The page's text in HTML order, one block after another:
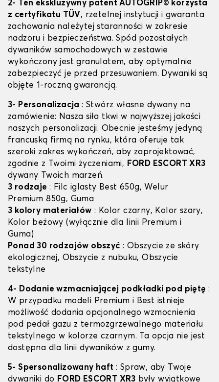
2- Ten ekskluzywny patent AUTOGRIP© korzysta
z certyfikatu TÜV, rzetelnej instytucji i gwaranta
zachowania należytej staranności w zakresie
nadzoru i bezpieczeństwa. Spód pozostałych
dywaników samochodowych w zestawie
wykończony jest granulatem, aby optymalnie
zabezpieczyć je przed przesuwaniem. Dywaniki są
objęte 1-roczną gwarancją.
3- Personalizacja: Stwórz własne dywany na
zamówienie: Nasza siła tkwi w najwyższej jakości
naszych personalizacji. Obecnie jesteśmy jedyną
francuską firmą na rynku, która oferuje tak
szeroki zakres wykończeń, aby zaprojektować,
zgodnie z Twoimi życzeniami, FORD ESCORT XR3
dywany Twoich marzeń.
3 rodzaje : Filc iglasty Best 650g, Welur
Premium 850g, Guma
3 kolory materiałów : Kolor czarny, Kolor szary,
Kolor beżowy (wyłącznie dla linii Premium i
Guma)
Ponad 30 rodzajów obszyć : Obszycie ze skóry
ekologicznej, Obszycie z nubuku, Obszycie
tekstylne
4- Dodanie wzmacniającej podkładki pod piętę :
W przypadku modeli Premium i Best istnieje
możliwość dodania opcjonalnego wzmocnienia
pod pedał gazu z termozgrzewalnego materiału
tekstylnego w kolorze czarnym. Ta opcja nie jest
dostępna dla linii dywaników z gumy.
5- Spersonalizowany haft : Spraw, aby Twoje
dywaniki do FORD ESCORT XR3 były wyjątkowe